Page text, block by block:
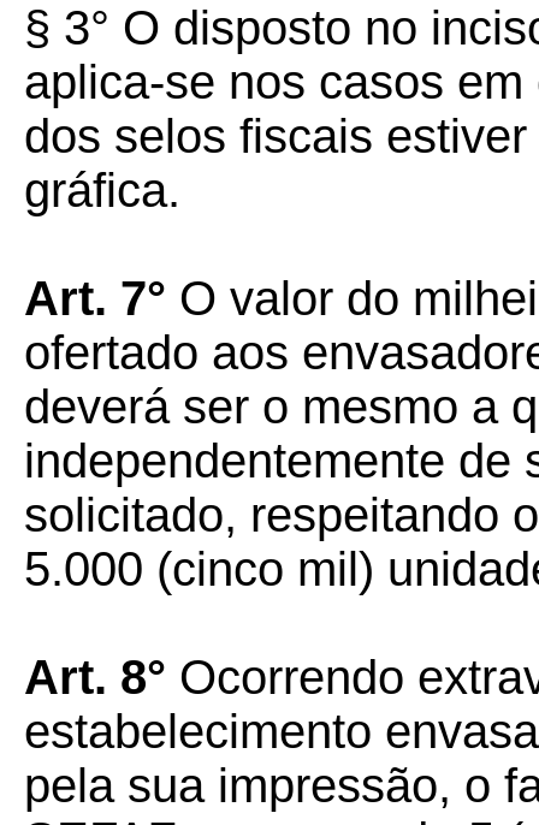
§ 3° O disposto no
aplica-se nos casos
dos selos fiscais
gráfica.
Art. 7° O valor do
ofertado aos
deverá ser o mesmo a
independentemente de
solicitado, respeitando
5.000 (cinco mil)
Art. 8° Ocorrendo
estabelecimento
pela sua impressão, o